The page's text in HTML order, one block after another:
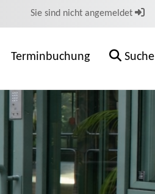
Sie sind nicht angemeldet
Terminbuchung Suche